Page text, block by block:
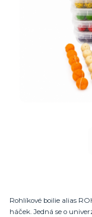
Rohlíkové boilie alias
háček. Jedná se o